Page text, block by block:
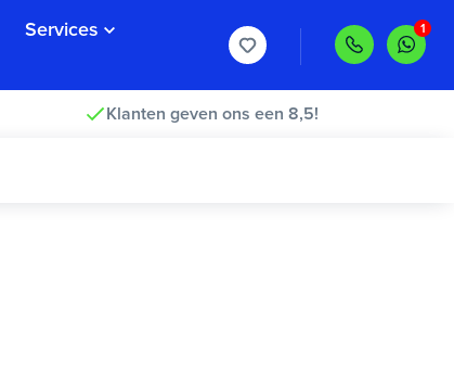
Services
Klanten geven ons een 8,5!